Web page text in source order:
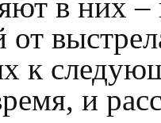
от
к
и